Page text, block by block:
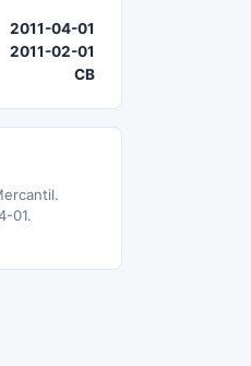
2011-04-01
2011-02-01
CB
01.